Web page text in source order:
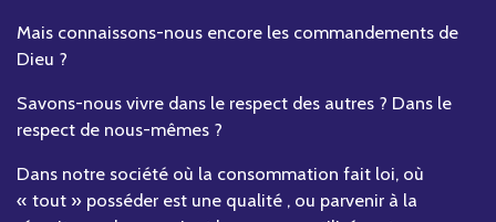
Mais connaissons-nous encore les commandements de
Dieu ?
Savons-nous vivre dans le respect des autres ? Dans le
respect de nous-mêmes ?
Dans notre société où la consommation fait loi, où
« tout » posséder est une qualité , ou parvenir à la